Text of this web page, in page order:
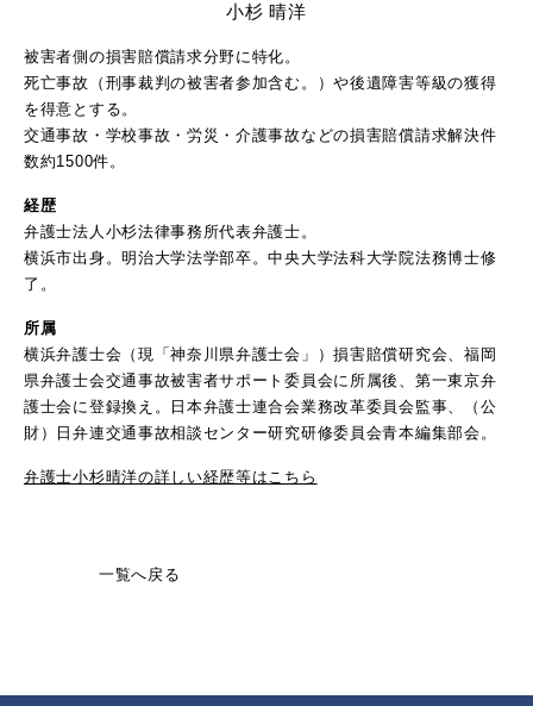
小杉 晴洋
被害者側の損害賠償請求分野に特化。
死亡事故（刑事裁判の被害者参加含む。）や後遺障害等級の獲得
を得意とする。
交通事故・学校事故・労災・介護事故などの損害賠償請求解決件
数約1500件。
経歴
弁護士法人小杉法律事務所代表弁護士。
横浜市出身。明治大学法学部卒。中央大学法科大学院法務博士修
了。
所属
横浜弁護士会（現「神奈川県弁護士会」）損害賠償研究会、福岡
県弁護士会交通事故被害者サポート委員会に所属後、第一東京弁
護士会に登録換え。日本弁護士連合会業務改革委員会監事、（公
財）日弁連交通事故相談センター研究研修委員会青本編集部会。
弁護士小杉晴洋の詳しい経歴等はこちら
一覧へ戻る